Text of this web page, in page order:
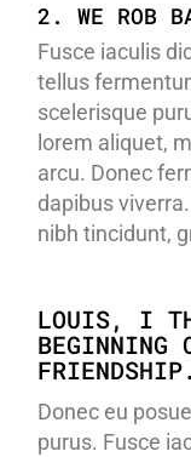
2. WE ROB
Fusce iaculis
tellus
scelerisque
lorem aliquet,
arcu. Donec
dapibus
nibh tincidunt,
LOUIS, I
BEGINNING
FRIENDSHIP.
Donec eu
purus. Fusce